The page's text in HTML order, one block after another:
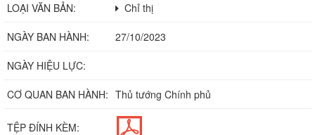
LOẠI VĂN BẢN: Chỉ thị
NGÀY BAN HÀNH: 27/10/2023
NGÀY HIỆU LỰC:
CƠ QUAN BAN HÀNH: Thủ tướng Chính phủ
TỆP ĐÍNH KÈM: